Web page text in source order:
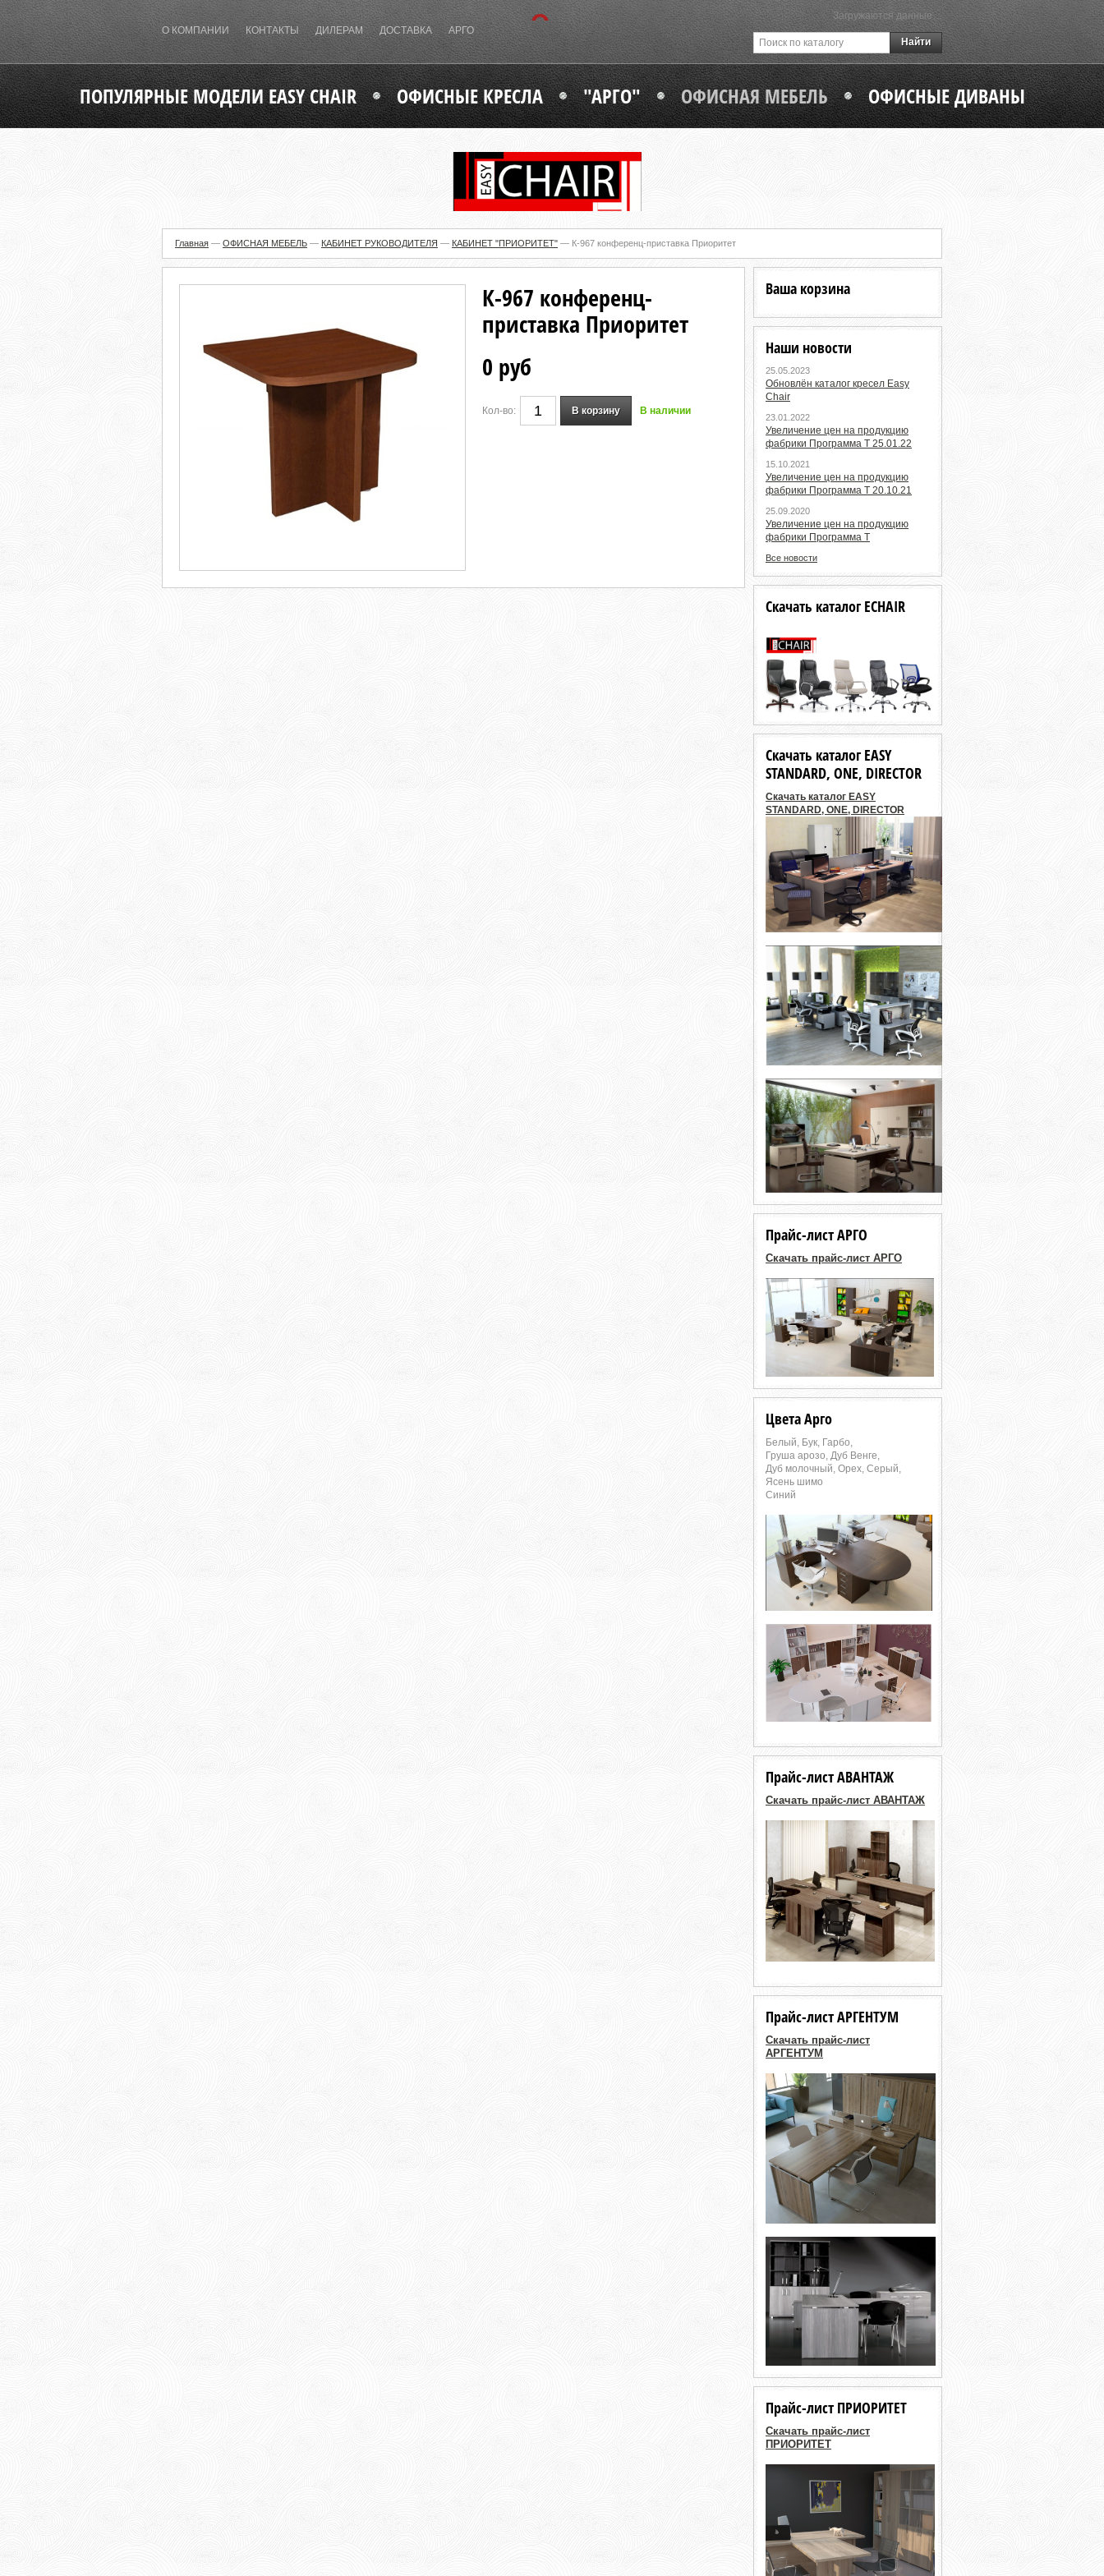
О КОМПАНИИ КОНТАКТЫ ДИЛЕРАМ ДОСТАВКА АРГО
Загружаются данные…
Найти
ПОПУЛЯРНЫЕ МОДЕЛИ EASY CHAIR ОФИСНЫЕ КРЕСЛА "АРГО" ОФИСНАЯ МЕБЕЛЬ ОФИСНЫЕ ДИВАНЫ
Главная — ОФИСНАЯ МЕБЕЛЬ — КАБИНЕТ РУКОВОДИТЕЛЯ — КАБИНЕТ "ПРИОРИТЕТ" — К-967 конференц-приставка Приоритет
К-967 конференц-
приставка Приоритет
0 руб
Кол-во: В корзину В наличии
Ваша корзина
Наши новости
25.05.2023
Обновлён каталог кресел Easy
Chair
23.01.2022
Увеличение цен на продукцию
фабрики Программа Т 25.01.22
15.10.2021
Увеличение цен на продукцию
фабрики Программа Т 20.10.21
25.09.2020
Увеличение цен на продукцию
фабрики Программа Т
Все новости
Скачать каталог ECHAIR
Скачать каталог EASY
STANDARD, ONE, DIRECTOR
Скачать каталог EASY
STANDARD, ONE, DIRECTOR
Прайс-лист АРГО
Скачать прайс-лист АРГО
Цвета Арго
Белый, Бук, Гарбо,
Груша арозо, Дуб Венге,
Дуб молочный, Орех, Серый,
Ясень шимо
Синий
Прайс-лист АВАНТАЖ
Скачать прайс-лист АВАНТАЖ
Прайс-лист АРГЕНТУМ
Скачать прайс-лист
АРГЕНТУМ
Прайс-лист ПРИОРИТЕТ
Скачать прайс-лист
ПРИОРИТЕТ